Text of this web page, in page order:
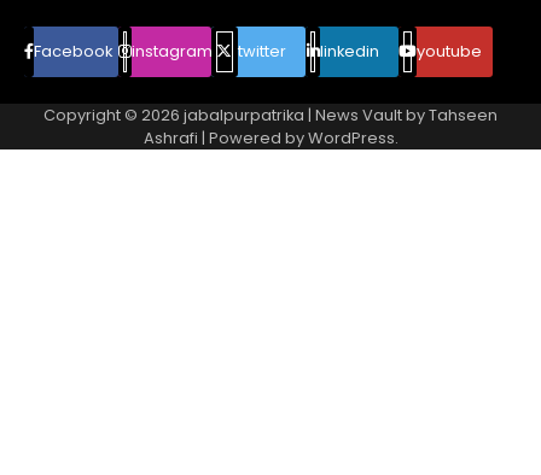
Facebook instagram twitter linkedin youtube
Copyright © 2026 jabalpurpatrika | News Vault byTahseen
Ashrafi | Powered byWordPress.